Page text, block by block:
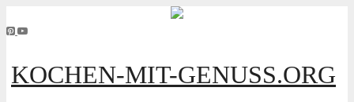
KOCHEN-MIT-GENUSS.ORG